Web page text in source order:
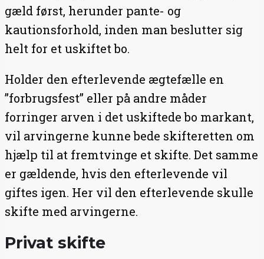
gæld først, herunder pante- og
kautionsforhold, inden man beslutter sig
helt for et uskiftet bo.
Holder den efterlevende ægtefælle en
”forbrugsfest” eller på andre måder
forringer arven i det uskiftede bo markant,
vil arvingerne kunne bede skifteretten om
hjælp til at fremtvinge et skifte. Det samme
er gældende, hvis den efterlevende vil
giftes igen. Her vil den efterlevende skulle
skifte med arvingerne.
Privat skifte